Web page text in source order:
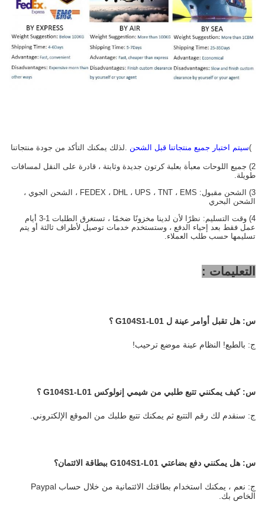
سيتم اختبار جميع منتجاتنا قبل الشحن .لذلك يمكنك التأكد من جودة منتجاتنا
2) جميع اللوحات معبأة بعلبة كرتون جديدة وثابتة ، قادرة على النقل لمسافات
طويلة.
3) الشحن مقبول: FEDEX ، DHL ، UPS ، TNT ، EMS ، الشحن الجوي ،
الشحن البحري
4) وقت التسليم: نظرًا لأن لدينا مخزونًا ضخمًا ، تستغرق الطلبات 1-3 أيام
عمل فقط بعد إحياء الدفع ، وستستخدم خدمات توصيل لأطراف ثالثة أو يتم
تسليمها حسب طلب العملاء.
التعليمات :
س: هل تقبل أوامر عينة ل G104S1-L01 ؟
ج: بالطبع! النظام عينة موضع ترحيب!
س: كيف يمكنني تتبع طلبي من شيمي إنولوكس G104S1-L01 ؟
ج: سنقدم لك رقم التتبع ثم يمكنك تتبع طلبك من الموقع الإلكتروني.
س: هل يمكنني دفع بضاعتي G104S1-L01 ببطاقة الائتمان؟
ج: نعم ، يمكنك استخدام بطاقتك الائتمانية من خلال حساب Paypal
الخاص بك.